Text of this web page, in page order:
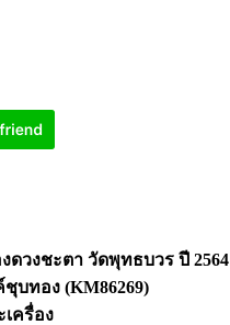
วงชะตา วัดพุทธบวร ปี 2564
บทอง (KM86269)
ครื่อง